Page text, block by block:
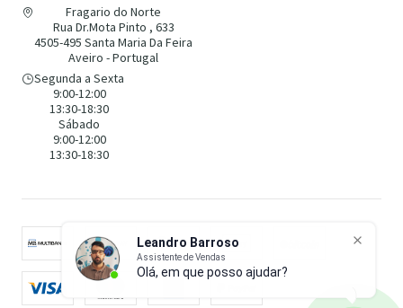
Leandro Barroso
Assistente de Vendas
Olá, em que posso ajudar?
Fragario do Norte
Rua Dr.Mota Pinto , 633
4505-495 Santa Maria Da Feira
Aveiro - Portugal
Segunda a Sexta
9:00-12:00
13:30-18:30
Sábado
9:00-12:00
13:30-18:30